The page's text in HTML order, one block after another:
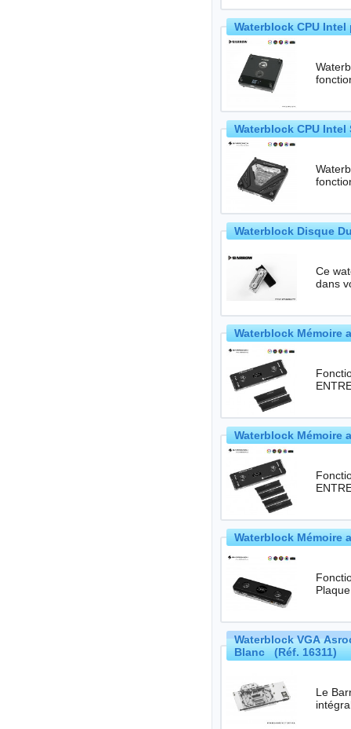
Waterblock CPU Intel
Waterblock CPU Intel
Waterblock Disque
Ce
dans
Waterblock Mémoire
Waterblock Mémoire
Waterblock Mémoire
Waterblock VGA
Blanc (Réf. 16311)
Le